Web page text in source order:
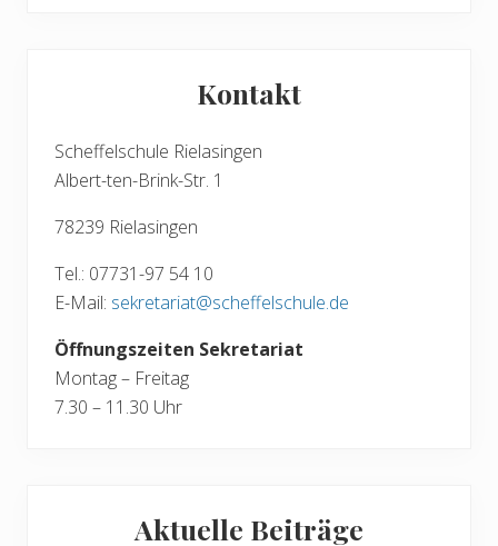
Kontakt
Scheffelschule Rielasingen
Albert-ten-Brink-Str. 1
78239 Rielasingen
Tel.: 07731-97 54 10
E-Mail: sekretariat@scheffelschule.de
Öffnungszeiten Sekretariat
Montag – Freitag
7.30 – 11.30 Uhr
Aktuelle Beiträge